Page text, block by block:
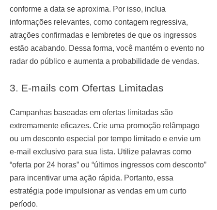
conforme a data se aproxima. Por isso, inclua
informações relevantes, como contagem regressiva,
atrações confirmadas e lembretes de que os ingressos
estão acabando. Dessa forma, você mantém o evento no
radar do público e aumenta a probabilidade de vendas.
3. E-mails com Ofertas Limitadas
Campanhas baseadas em ofertas limitadas são
extremamente eficazes. Crie uma promoção relâmpago
ou um desconto especial por tempo limitado e envie um
e-mail exclusivo para sua lista. Utilize palavras como
“oferta por 24 horas” ou “últimos ingressos com desconto”
para incentivar uma ação rápida. Portanto, essa
estratégia pode impulsionar as vendas em um curto
período.